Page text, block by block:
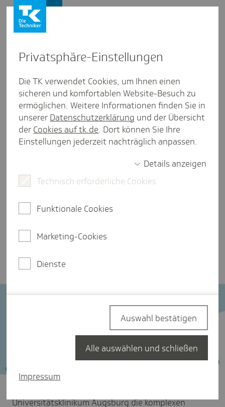
"Ein Hitzetag kostet Deutsch­
land über 400 Millionen Euro"
Inter­view aus Bayern
Die Umweltmedizinerin und Wissenschaftlerin
sich der Klimawandel auf die Gesundheit auswirkt.
zunehmen, wie wir uns vor Hitze schützen können
nur in den Tropen auftreten.
Presse und Politik Nachhaltigkeit
Universitätsklinikum Augsburg die komplexen
Privat­sphäre-Einstel­lungen
Die TK verwendet Cookies, um Ihnen einen
sicheren und komfortablen Website-Besuch zu
ermöglichen. Weitere Informationen finden Sie in
unserer Datenschutzerklärung und der Übersicht
der Cookies auf tk.de. Dort können Sie Ihre
Einstellungen jederzeit nachträglich anpassen.
Details anzeigen
Technisch erforderliche Cookies
Funktionale Cookies
Marketing-Cookies
Dienste
Impressum
Auswahl bestätigen
Alle auswählen und schließen